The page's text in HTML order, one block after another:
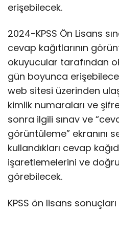
erişebilecek.
2024-KPSS Ön Lisans
cevap kağıtlarının
okuyucular tarafından
gün boyunca
web sitesi üzerinden
kimlik numaraları ve
sonra ilgili sınav ve
görüntüleme” ekranını
kullandıkları cevap
işaretlemelerini ve
görebilecek.
KPSS ön lisans sonuçları